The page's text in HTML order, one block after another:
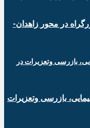
۳۶ کیلومتر بزرگراه در محور زاهدان-
بازرسی وتعزیرات